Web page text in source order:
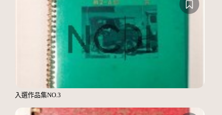
入選作品集NO.3